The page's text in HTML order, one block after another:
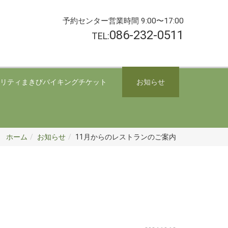
予約センター営業時間 9:00〜17:00
TEL:086-232-0511
ティまきびバイキングチケット お知らせ
ホーム お知らせ 11月からのレストランのご案内